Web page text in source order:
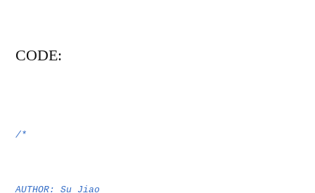
CODE:
/*
AUTHOR: Su Jiao